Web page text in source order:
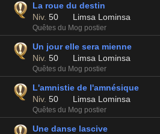
La roue du destin
Niv. 50 Limsa Lominsa
Quêtes du Mog postier
Un jour elle sera mienne
Niv. 50 Limsa Lominsa
Quêtes du Mog postier
L'amnistie de l'amnésique
Niv. 50 Limsa Lominsa
Quêtes du Mog postier
Une danse lascive